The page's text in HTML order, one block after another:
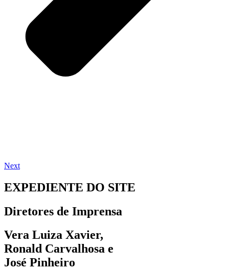
Next
EXPEDIENTE DO SITE
Diretores de Imprensa
Vera Luiza Xavier,
Ronald Carvalhosa e
José Pinheiro